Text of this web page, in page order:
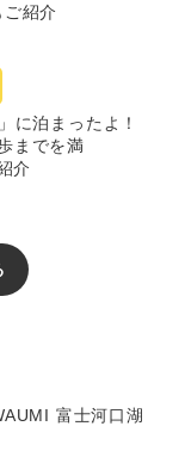
紹介
に泊まったよ！
までを満
介
富士河口湖